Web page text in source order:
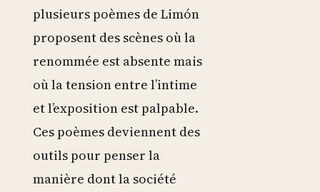
plusieurs poèmes de Limón
proposent des scènes où la
renommée est absente mais
où la tension entre l’intime
et l’exposition est palpable.
Ces poèmes deviennent des
outils pour penser la
manière dont la société